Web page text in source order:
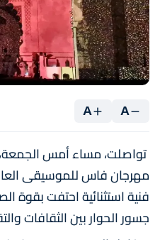
A
A
مهرجان فاس للموسيقى
فنية استثنائية احتفت بقوة
جسور الحوار بين الثقافات